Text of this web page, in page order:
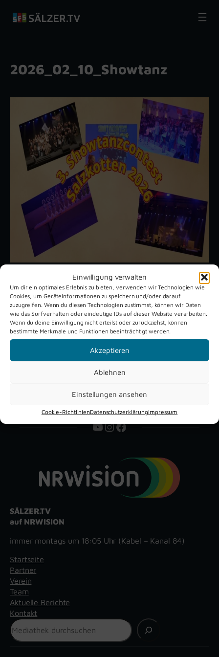
Einwilligung verwalten
Um dir ein optimales Erlebnis zu bieten, verwenden wir Technologien wie
Cookies, um Geräteinformationen zu speichern und/oder darauf
zuzugreifen. Wenn du diesen Technologien zustimmst, können wir Daten
wie das Surfverhalten oder eindeutige IDs auf dieser Website verarbeiten.
Wenn du deine Einwilligung nicht erteilst oder zurückziehst, können
bestimmte Merkmale und Funktionen beeinträchtigt werden.
Akzeptieren
Ablehnen
Einstellungen ansehen
Cookie-RichtlinienDatenschutzerklärungImpressum
2026_02_10_Showtanz
Unsere aktuellen Reportagen
Schützenfest
Verne 2026
Dreckburg
YouTube
Instagram
Facebook
SÄLZER.TV
auf NRWISION
immer montags um 18:05 Uhr (Kabel – Kanal 84)
Startseite
Partner
Verein
Team
Aktuelle Berichte
Kontakt
Suchen